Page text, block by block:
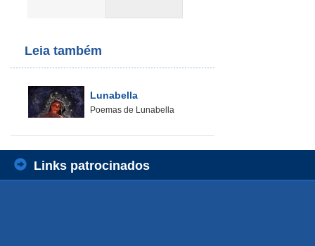
Leia também
Lunabella
Poemas de Lunabella
Links patrocinados